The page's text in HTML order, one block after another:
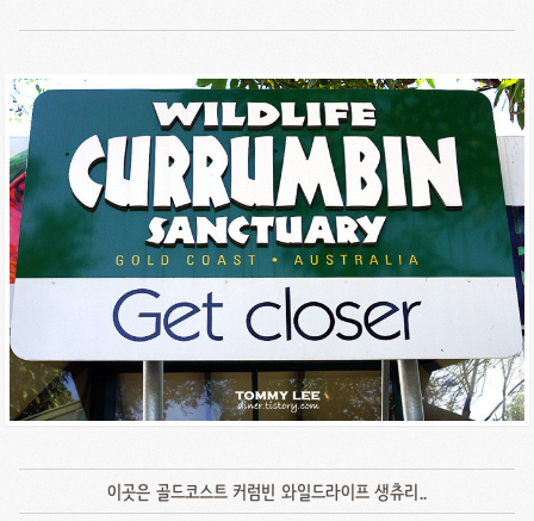
이곳은 골드코스트 커럼빈 와일드라이프 생츄리..